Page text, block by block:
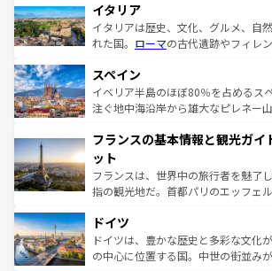
イタリア
イタリアは歴史、文化、グルメ、自
れた国。 ローマの古代遺跡やフィレ
ろん、トスカーナの美しい田園風景
景など、自然景観も見逃せない。観
ピザやパスタなど、絶品のイタリア
ませてくれるイタリアで、忘れられ
なお、新着のイタリア情報は
しい。
スペイン
イベリア半島のほぼ80％を占めるス
注ぐ地中海沿岸から雄大なピレネー
文化が根付くこの国では、情熱的な
れる闘牛、そして美味しいタパスが
る。首都マドリードの洗練された雰
アートに溢れた街角から、地方では
せる。地方によって風土や気候が異
性で訪れる人を魅
ンテンツ一覧を参照してほしい。
フランスの基本情報と観光ガイ
ット
フランスは、世界中の旅行者を魅了
指の観光地だ。首都パリのエッフェ
で、幅広い魅力が詰まっている。華
聖堂、美しいビーチ、そして豊かな
から魅了する。また、フランスは美
ドイツ
ドイツは、豊かな歴史と多彩な文化
の中心に位置する国。中世の街並み